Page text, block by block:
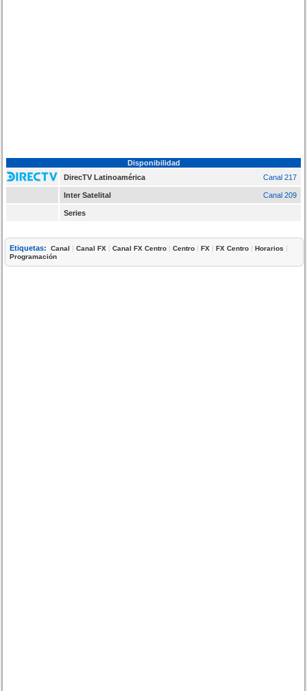
Disponibilidad
DirecTV Latinoamérica
Canal 217
Inter Satelital Canal 209
Series
Etiquetas: Canal |Canal FX |Canal FX Centro |Centro |FX |FX Centro |Horarios |
Programación